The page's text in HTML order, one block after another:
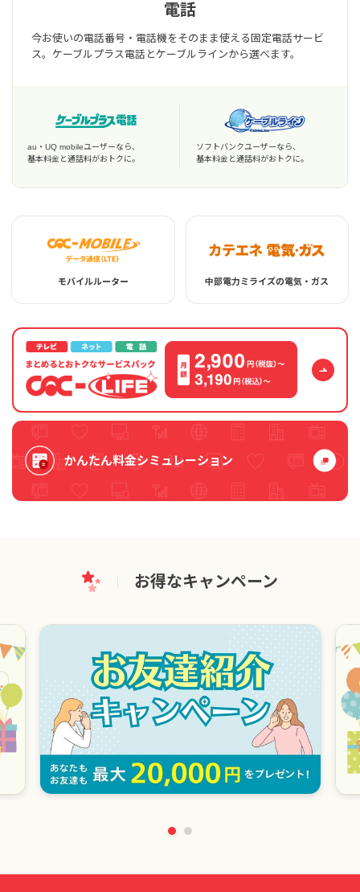
電話
今お使いの電話番号・電話機をそのまま使える固定電話サービ
ス。ケーブルプラス電話とケーブルラインから選べます。
au・UQ mobileユーザーなら、
基本料金と通話料がおトクに。
ソフトバンクユーザーなら、
基本料金と通話料がおトクに。
モバイルルーター 中部電力ミライズの電気・ガス
かんたん料金シミュレーション
お得なキャンペーン